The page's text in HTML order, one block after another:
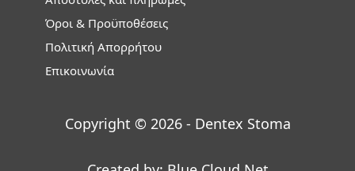
Όροι & Προϋποθέσεις
Πολιτική Απορρήτου
Επικοινωνία
Copyright © 2026 - Dentex Stoma